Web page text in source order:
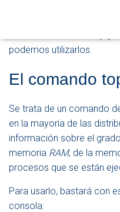
podemos utilizarlos.
El comando
Se trata de un comando
en la mayoría de las
información sobre el
memoria RAM, de la
procesos que se están
Para usarlo, bastará con
consola: